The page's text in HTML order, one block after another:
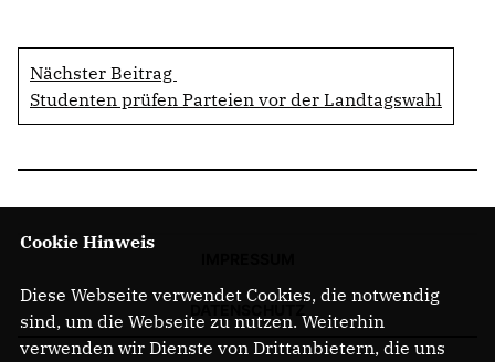
Nächster Beitrag
Studenten prüfen Parteien vor der Landtagswahl
Cookie Hinweis
Diese Webseite verwendet Cookies, die notwendig
sind, um die Webseite zu nutzen. Weiterhin
verwenden wir Dienste von Drittanbietern, die uns